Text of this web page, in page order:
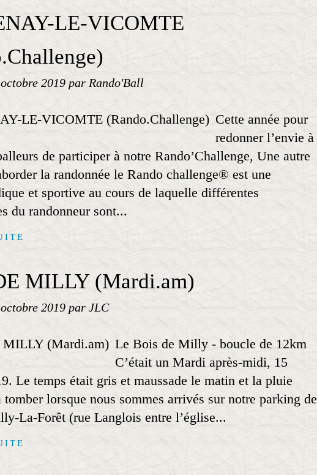
LE-VICOMTE
2019 par Rando'Ball
Cette année pour
redonner l’envie à
de participer à notre Rando’Challenge, Une autre
la randonnée le Rando challenge® est une
et sportive au cours de laquelle différentes
du randonneur sont...
MILLY (Mardi.am)
2019 par JLC
Le Bois de Milly - boucle de 12km
C’était un Mardi après-midi, 15
Le temps était gris et maussade le matin et la pluie
lorsque nous sommes arrivés sur notre parking de
La-Forêt (rue Langlois entre l’église...